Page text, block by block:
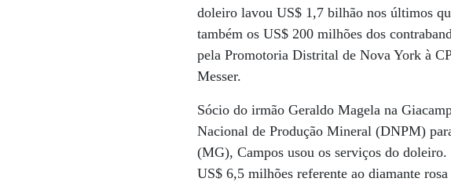
doleiro lavou US$ 1,7 bilhão nos últimos
também os US$ 200 milhões dos
pela Promotoria Distrital de Nova York à
Messer.
Sócio do irmão Geraldo Magela na
Nacional de Produção Mineral (DNPM)
(MG), Campos usou os serviços do
US$ 6,5 milhões referente ao diamante